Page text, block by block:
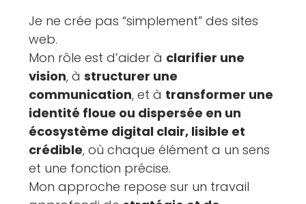
Je ne crée pas “simplement” des sites
web.
Mon rôle est d’aider à clarifier une
vision, àstructurer une
communication, et à transformer une
identité floue ou dispersée en un
écosystème digital clair, lisible et
crédible, où chaque élément a un sens
et une fonction précise.
Mon approche repose sur un travail